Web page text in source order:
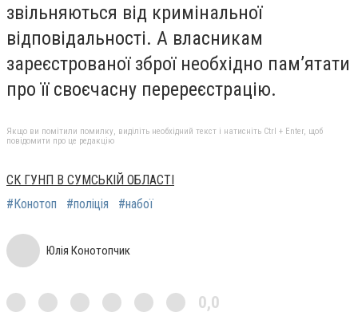
звільняються від кримінальної
відповідальності. А власникам
зареєстрованої зброї необхідно пам’ятати
про її своєчасну перереєстрацію.
Якщо ви помітили помилку, виділіть необхідний текст і натисніть Ctrl + Enter, щоб
повідомити про це редакцію
СК ГУНП В СУМСЬКІЙ ОБЛАСТІ
#Конотоп
#поліція #набої
Юлія Конотопчик
0,0